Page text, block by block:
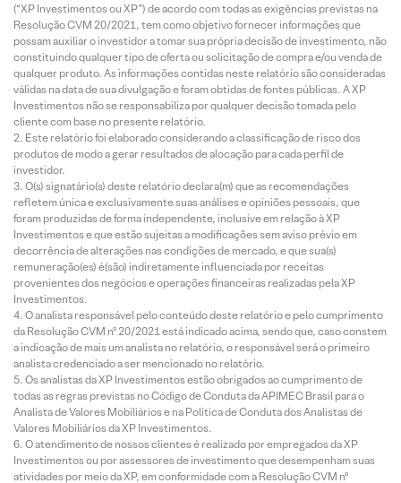
(“XP Investimentos ou XP”) de acordo com todas as exigências previstas na
Resolução CVM 20/2021, tem como objetivo fornecer informações que
possam auxiliar o investidor a tomar sua própria decisão de investimento, não
constituindo qualquer tipo de oferta ou solicitação de compra e/ou venda de
qualquer produto. As informações contidas neste relatório são consideradas
válidas na data de sua divulgação e foram obtidas de fontes públicas. A XP
Investimentos não se responsabiliza por qualquer decisão tomada pelo
cliente com base no presente relatório.
Este relatório foi elaborado considerando a classificação de risco dos
produtos de modo a gerar resultados de alocação para cada perfil de
investidor.
O(s) signatário(s) deste relatório declara(m) que as recomendações
refletem única e exclusivamente suas análises e opiniões pessoais, que
foram produzidas de forma independente, inclusive em relação à XP
Investimentos e que estão sujeitas a modificações sem aviso prévio em
decorrência de alterações nas condições de mercado, e que sua(s)
remuneração(es) é(são) indiretamente influenciada por receitas
provenientes dos negócios e operações financeiras realizadas pela XP
Investimentos.
O analista responsável pelo conteúdo deste relatório e pelo cumprimento
da Resolução CVM nº 20/2021 está indicado acima, sendo que, caso constem
a indicação de mais um analista no relatório, o responsável será o primeiro
analista credenciado a ser mencionado no relatório.
Os analistas da XP Investimentos estão obrigados ao cumprimento de
todas as regras previstas no Código de Conduta da APIMEC Brasil para o
Analista de Valores Mobiliários e na Política de Conduta dos Analistas de
Valores Mobiliários da XP Investimentos.
O atendimento de nossos clientes é realizado por empregados da XP
Investimentos ou por assessores de investimento que desempenham suas
atividades por meio da XP, em conformidade com a Resolução CVM nº